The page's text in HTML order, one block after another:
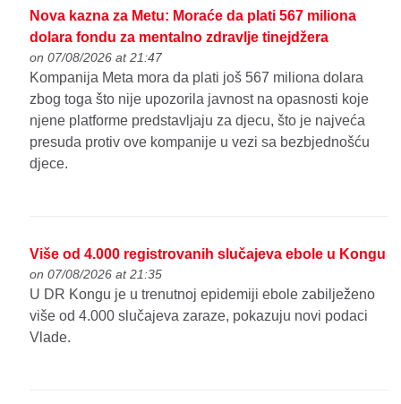
Nova kazna za Metu: Moraće da plati 567 miliona
dolara fondu za mentalno zdravlje tinejdžera
on 07/08/2026 at 21:47
Kompanija Meta mora da plati još 567 miliona dolara
zbog toga što nije upozorila javnost na opasnosti koje
njene platforme predstavljaju za djecu, što je najveća
presuda protiv ove kompanije u vezi sa bezbjednošću
djece.
Više od 4.000 registrovanih slučajeva ebole u Kongu
on 07/08/2026 at 21:35
U DR Kongu je u trenutnoj epidemiji ebole zabilježeno
više od 4.000 slučajeva zaraze, pokazuju novi podaci
Vlade.